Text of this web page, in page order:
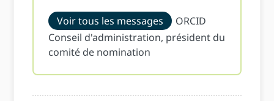
Voir tous les messages
ORCID
Conseil d'administration, président du
comité de nomination